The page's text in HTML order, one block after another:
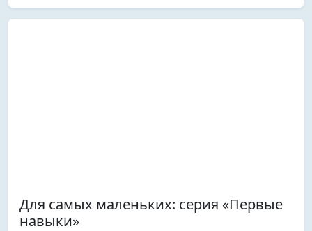
Для самых маленьких: серия «Первые
навыки»